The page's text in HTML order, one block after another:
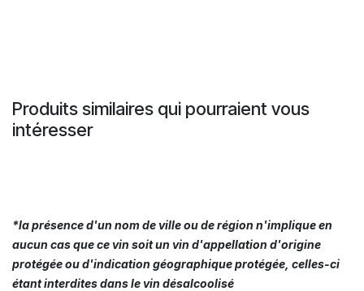
Produits similaires qui pourraient vous
intéresser
*la présence d'un nom de ville ou de région n'implique en
aucun cas que ce vin soit un vin d'appellation d'origine
protégée ou d'indication géographique protégée, celles-ci
étant interdites dans le vin désalcoolisé